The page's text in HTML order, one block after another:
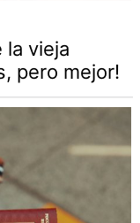
la vieja
pero mejor!